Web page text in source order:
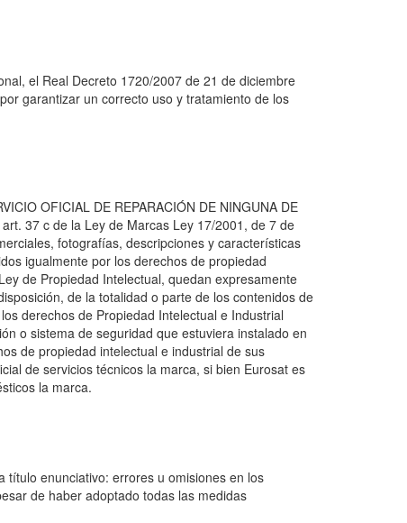
el Real Decreto 1720/2007 de 21 de diciembre
garantizar un correcto uso y tratamiento de los
OFICIAL DE REPARACIÓN DE NINGUNA DE
37 c de la Ley de Marcas Ley 17/2001, de 7 de
fotografías, descripciones y características
igualmente por los derechos de propiedad
de Propiedad Intelectual, quedan expresamente
de la totalidad o parte de los contenidos de
derechos de Propiedad Intelectual e Industrial
o sistema de seguridad que estuviera instalado en
de propiedad intelectual e industrial de sus
de servicios técnicos la marca, si bien Eurosat es
la marca.
título enunciativo: errores u omisiones en los
de haber adoptado todas las medidas